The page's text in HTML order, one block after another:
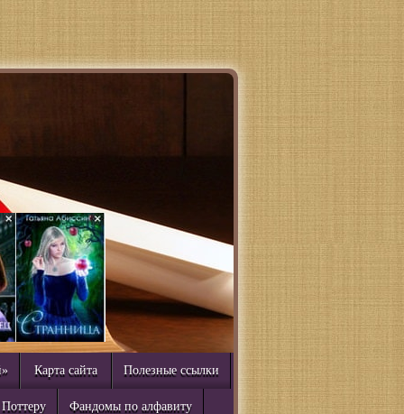
Карта сайта Полезные ссылки
Фандомы по алфавиту